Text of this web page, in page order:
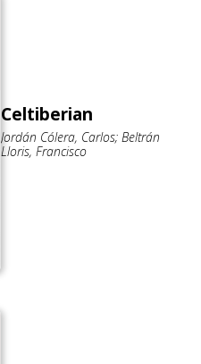
Celtiberian
Jordán Cólera, Carlos; Beltrán
Lloris, Francisco